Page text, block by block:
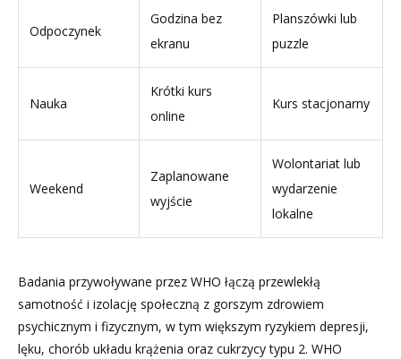
Odpoczynek
Godzina bez
ekranu
Planszówki lub
puzzle
Nauka
Krótki kurs
online
Kurs stacjonarny
Weekend
Zaplanowane
wyjście
Wolontariat lub
wydarzenie
lokalne
Badania przywoływane przez WHO łączą przewlekłą
samotność i izolację społeczną z gorszym zdrowiem
psychicznym i fizycznym, w tym większym ryzykiem depresji,
lęku, chorób układu krążenia oraz cukrzycy typu 2. WHO